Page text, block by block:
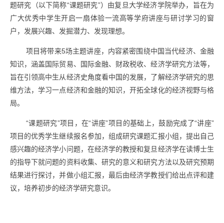
题研究（以下简称“课题研究”） 由复旦大学经济学院举办，旨在为
广大优秀中学生开启一扇体验一流高等学府讲座与研讨学习的窗
户，发展兴趣、发掘潜力、发现理想。
项目将带来5场主题讲座，内容紧密围绕中国当代经济、金融
知识，涵盖国际贸易、国际金融、财政税收、经济学研究方法等，
旨在引领高中生从经济史角度看中国的发展，了解经济学研究的思
维方法，学习一点经济和金融的知识，开拓全球化的经济视野与格
局。
“课题研究”项目，在“讲座”项目的基础上，鼓励完成了“讲座”
项目的优秀学生继续报名参加，组成研究课题汇报小组，提出自己
感兴趣的经济学小问题，在经济学的教授和复旦经济学在读博士生
的指导下就问题的资料收集、研究的意义和研究方法以及研究预期
结果进行探讨，并做小组汇报，最后由经济学教授们给出点评和建
议，培养初步的经济学研究意识。